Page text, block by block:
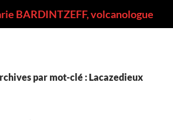
BARDINTZEFF, volcanologue
par mot-clé : Lacazedieux